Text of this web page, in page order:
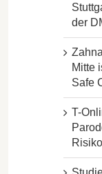
der
Mitte
Safe
T-